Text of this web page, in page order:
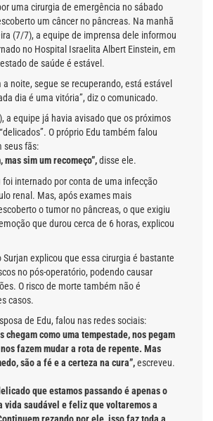
uma cirurgia de emergência no sábado
um câncer no pâncreas. Na manhã
(7/7), a equipe de imprensa dele informou
no Hospital Israelita Albert Einstein, em
de saúde é estável.
a noite, segue se recuperando, está estável
dia é uma vitória”, diz o comunicado.
a equipe já havia avisado que os próximos
O próprio Edu também falou
seus fãs:
mas sim um recomeço”,disse ele.
foi internado por conta de uma infecção
renal. Mas, após exames mais
o tumor no pâncreas, o que exigiu
que durou cerca de 6 horas, explicou
Surjan explicou que essa cirurgia é bastante
no pós-operatório, podendo causar
O risco de morte também não é
casos.
de Edu, falou nas redes sociais:
chegam como uma tempestade, nos pegam
fazem mudar a rota de repente. Mas
são a fé e a certeza na cura”,escreveu.
que estamos passando é apenas o
vida saudável e feliz que voltaremos a